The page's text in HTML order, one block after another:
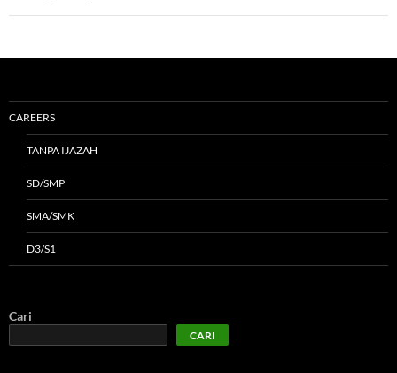
CAREERS
TANPA IJAZAH
SD/SMP
SMA/SMK
D3/S1
Cari
CARI